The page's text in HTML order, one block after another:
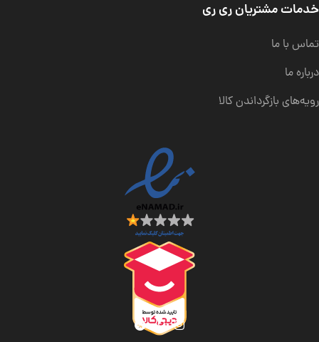
خدمات مشتریان ری ری
تماس با ما
درباره ما
رویه‌های بازگرداندن کالا